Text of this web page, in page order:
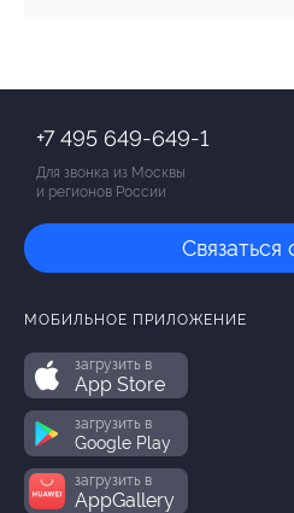
+7 495 649-649-1
Для звонка из Москвы
и регионов России
Связаться
МОБИЛЬНОЕ ПРИЛОЖЕНИЕ
загрузить в
App Store
загрузить в
Google Play
загрузить в
AppGallery